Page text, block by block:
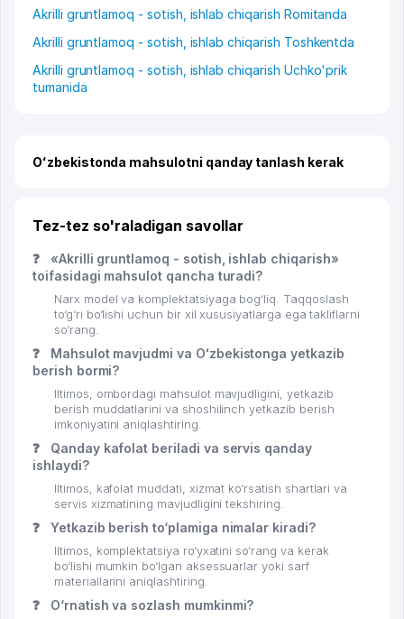
Akrilli gruntlamoq - sotish, ishlab chiqarish Romitanda
Akrilli gruntlamoq - sotish, ishlab chiqarish Toshkentda
Akrilli gruntlamoq - sotish, ishlab chiqarish Uchko'prik
tumanida
Oʻzbekistonda mahsulotni qanday tanlash kerak
Tez-tez so'raladigan savollar
❓
«Akrilli gruntlamoq - sotish, ishlab chiqarish»
toifasidagi mahsulot qancha turadi?
Narx model va komplektatsiyaga bog‘liq. Taqqoslash
to‘g‘ri bo‘lishi uchun bir xil xususiyatlarga ega takliflarni
so‘rang.
❓
Mahsulot mavjudmi va Oʻzbekistonga yetkazib
berish bormi?
Iltimos, ombordagi mahsulot mavjudligini, yetkazib
berish muddatlarini va shoshilinch yetkazib berish
imkoniyatini aniqlashtiring.
❓
Qanday kafolat beriladi va servis qanday
ishlaydi?
Iltimos, kafolat muddati, xizmat ko‘rsatish shartlari va
servis xizmatining mavjudligini tekshiring.
❓ Yetkazib berish to‘plamiga nimalar kiradi?
Iltimos, komplektatsiya ro‘yxatini so‘rang va kerak
bo‘lishi mumkin bo‘lgan aksessuarlar yoki sarf
materiallarini aniqlashtiring.
❓ O‘rnatish va sozlash mumkinmi?